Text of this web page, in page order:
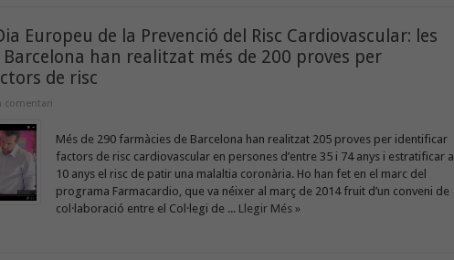
Europeu de la Prevenció del Risc Cardiovascular: les
han realitzat més de 200 proves per
de risc
comentari
Més de 290 farmàcies de Barcelona han realitzat 205 proves per identificar
factors de risc cardiovascular en persones d’entre 35 i 74 anys i estratificar a
10 anys el risc de patir una malaltia coronària. Ho han fet en el marc del
programa Farmacardio, que va néixer al març de 2014 fruit d’un conveni de
col·laboració entre el Col·legi de ... Llegir Més »